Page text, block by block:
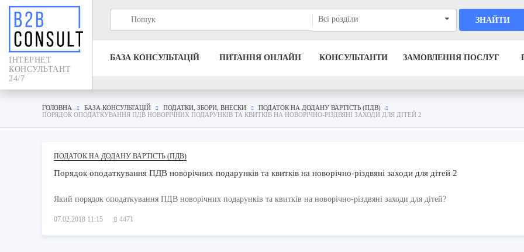
IНТЕРНЕТ
КОНСУЛЬТАНТ
24/7
Всі розділи ЗНАЙТИ
БАЗА КОНСУЛЬТАЦIЙ ПИТАННЯ ОНЛАЙН КОНСУЛЬТАНТИ ЗАМОВЛЕННЯ ПОСЛУГ
ГОЛОВНА БАЗА КОНСУЛЬТАЦIЙ ПОДАТКИ, ЗБОРИ, ВНЕСКИ
ПОДАТОК НА ДОДАНУ ВАРТІСТЬ (ПДВ)
ПОРЯДОК ОПОДАТКУВАННЯ ПДВ НОВОРІЧНИХ ПОДАРУНКІВ ТА КВИТКІВ НА НОВОРІЧНО-РІЗДВЯНІ ЗАХОДИ ДЛЯ ДІТЕЙ 2
ПОДАТОК НА ДОДАНУ ВАРТІСТЬ (ПДВ)
Порядок оподаткування ПДВ новорічних подарунків та квитків на новорічно-різдвяні заходи для дітей 2
Який порядок оподаткування ПДВ новорічних подарунків та квитків на новорічно-різдвяні заходи для дітей?
07.02.2018 11:15 4471